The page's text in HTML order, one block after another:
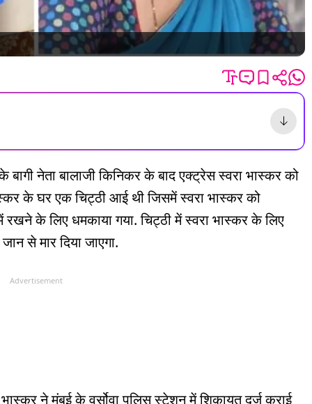
नेता बालाजी किनिकर के बाद एक्ट्रेस स्वरा भास्कर को
के घर एक चिट्ठी आई थी जिसमें स्वरा भास्कर को
के लिए धमकाया गया. चिट्ठी में स्वरा भास्कर के लिए
से मार दिया जाएगा.
Advertisement
ने मुंबई के वर्सोवा पुलिस स्टेशन में शिकायत दर्ज कराई